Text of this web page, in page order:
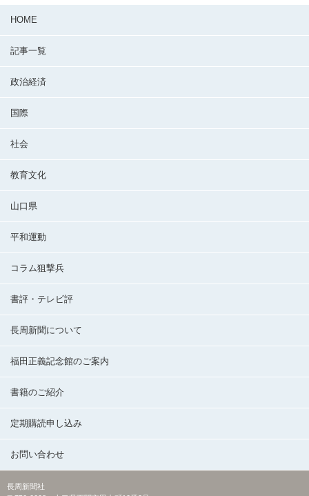
HOME
記事一覧
政治経済
国際
社会
教育文化
山口県
平和運動
コラム狙撃兵
書評・テレビ評
長周新聞について
福田正義記念館のご案内
書籍のご紹介
定期購読申し込み
お問い合わせ
長周新聞社